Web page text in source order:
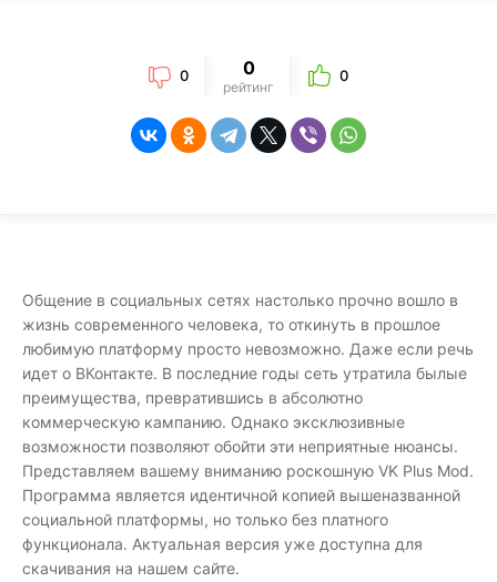
0 0
рейтинг
0
Общение в социальных сетях настолько прочно вошло в
жизнь современного человека, то откинуть в прошлое
любимую платформу просто невозможно. Даже если речь
идет о ВКонтакте. В последние годы сеть утратила былые
преимущества, превратившись в абсолютно
коммерческую кампанию. Однако эксклюзивные
возможности позволяют обойти эти неприятные нюансы.
Представляем вашему вниманию роскошную VK Plus Mod.
Программа является идентичной копией вышеназванной
социальной платформы, но только без платного
функционала. Актуальная версия уже доступна для
скачивания на нашем сайте.